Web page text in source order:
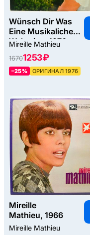
Wünsch Dir Was
Eine Musikaliche
Weltreise, 1976
Mireille Mathieu
16701253 ₽
–25% ОРИГИНАЛ 1976
Mireille
Mathieu, 1966
Mireille Mathieu